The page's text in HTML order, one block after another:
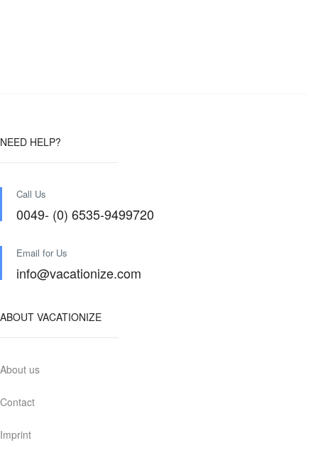
NEED HELP?
Call Us
0049- (0) 6535-9499720
Email for Us
info@vacationize.com
ABOUT VACATIONIZE
About us
Contact
Imprint